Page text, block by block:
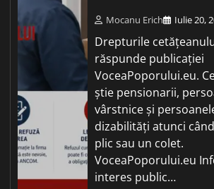
Mocanu Erich Iulie 20,
Drepturile
răspunde publicației
VoceaPoporului.eu.
știe pensionarii,
vârstnice și
dizabilități atunci
plic sau un colet.
VoceaPoporului.eu
interes public…